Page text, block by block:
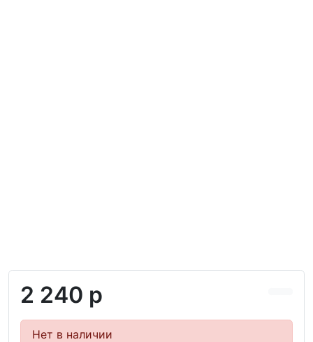
2 240 р
Нет в наличии